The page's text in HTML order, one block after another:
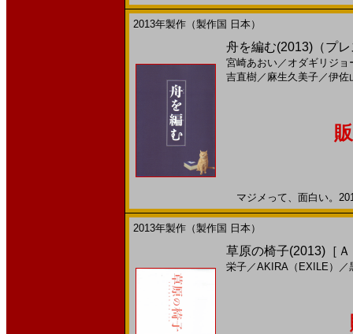
2013年製作（製作国 日本）
舟を編む(2013)（プ
宮崎あおい／ オダギリジョ
吉直樹／ 麻生久美子／伊佐
マジメって、面白い。
2013年製作（製作国 日本）
草原の椅子(2013)［
栄子／AKIRA（EXILE） ／